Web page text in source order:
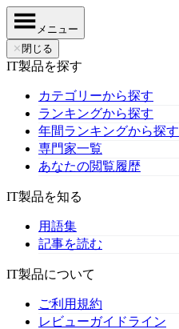
メニュー
✕ 閉じる
IT製品を探す
カテゴリーから探す
ランキングから探す
年間ランキングから探す
専門家一覧
あなたの閲覧履歴
IT製品を知る
用語集
記事を読む
IT製品について
ご利用規約
レビューガイドライン